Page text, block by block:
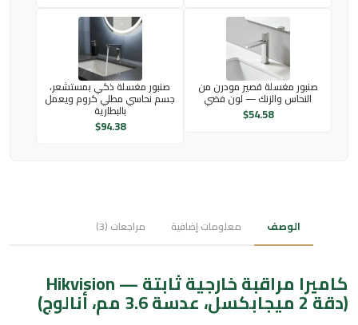
صنبور مغسلة قصير مودرن من
النحاس والزنك — لون فضي
$54.58
صنبور مغسلة ذكي بمستشعر،
جسم نحاسي مطلي كروم ويعمل
بالبطارية
$94.38
الوصف معلومات إضافية مراجعات (3)
كاميرا مراقبة خارجية ثابتة — Hikvision
(دقة 2 ميجابكسل، عدسة 3.6 مم، أنالوج)